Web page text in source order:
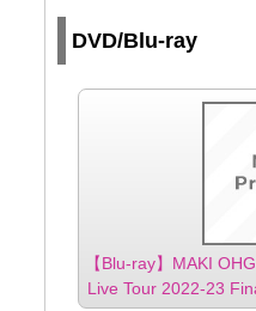
DVD/Blu-ray
【Blu-ray】MAKI
Live Tour 2022-23